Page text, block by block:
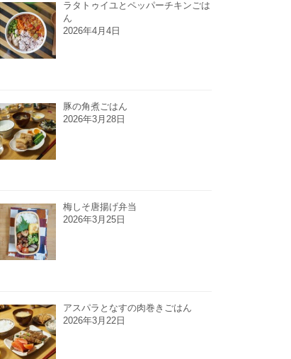
ラタトゥイユとペッパーチキンごは
ん
2026年4月4日
豚の角煮ごはん
2026年3月28日
梅しそ唐揚げ弁当
2026年3月25日
アスパラとなすの肉巻きごはん
2026年3月22日